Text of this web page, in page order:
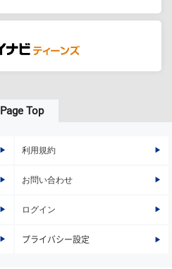
Page Top
利用規約
お問い合わせ
ログイン
プライバシー設定